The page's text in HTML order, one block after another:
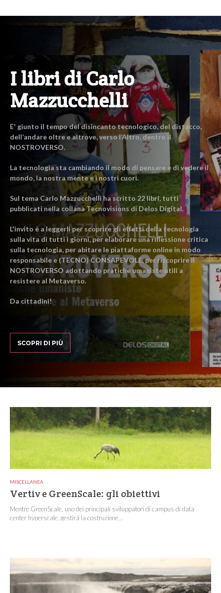
I libri di Carlo
Mazzucchelli
E' giunto il tempo del disincanto tecnologico, del distacco,
dell’andare oltre e altrove, verso l’Altro, dentro il
NOSTROVERSO.
La tecnologia sta cambiando il modo di pensare e di vedere il
mondo, la nostra mente e i nostri cuori.
Sul tema Carlo Mazzucchelli ha scritto 22 libri, tutti
pubblicati nella collana Tecnovisions di Delos Digital.
L'invito è a leggerli per scoprire gli effetti della tecnologia
sulla vita di tutti i giorni, per elaborare una riflessione critica
sulla tecnologia, per abitare le piattaforme online in modo
responsabile e (TECNO) CONSAPEVOLE, per riscoprire il
NOSTROVERSO adottando pratiche umaniste utili a
resistere al Metaverso.
Da cittadini!
SCOPRI DI PIÙ
MISCELLANEA
Vertiv e GreenScale: gli obiettivi
Mentre GreenScale, uno dei principali sviluppatori di campus di data
center hyperscale, gestirà la costruzione...